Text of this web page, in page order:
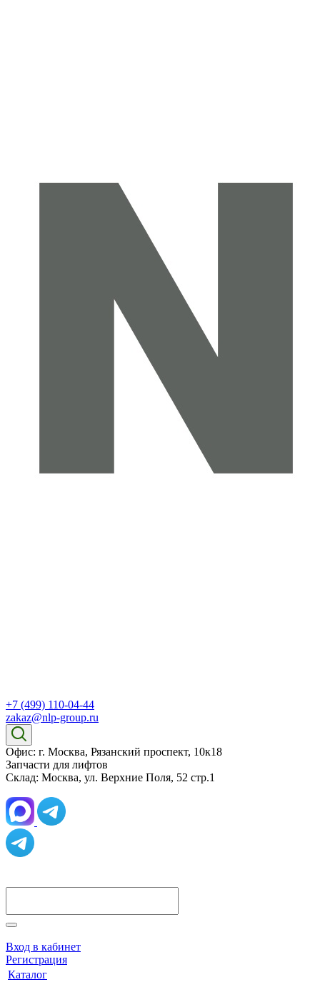
+7 (499) 110-04-44
zakaz@nlp-group.ru
Офис: г. Москва, Рязанский проспект, 10к18
Запчасти для лифтов
Склад: Москва, ул. Верхние Поля, 52 стр.1
Вход в кабинет
Регистрация
Каталог